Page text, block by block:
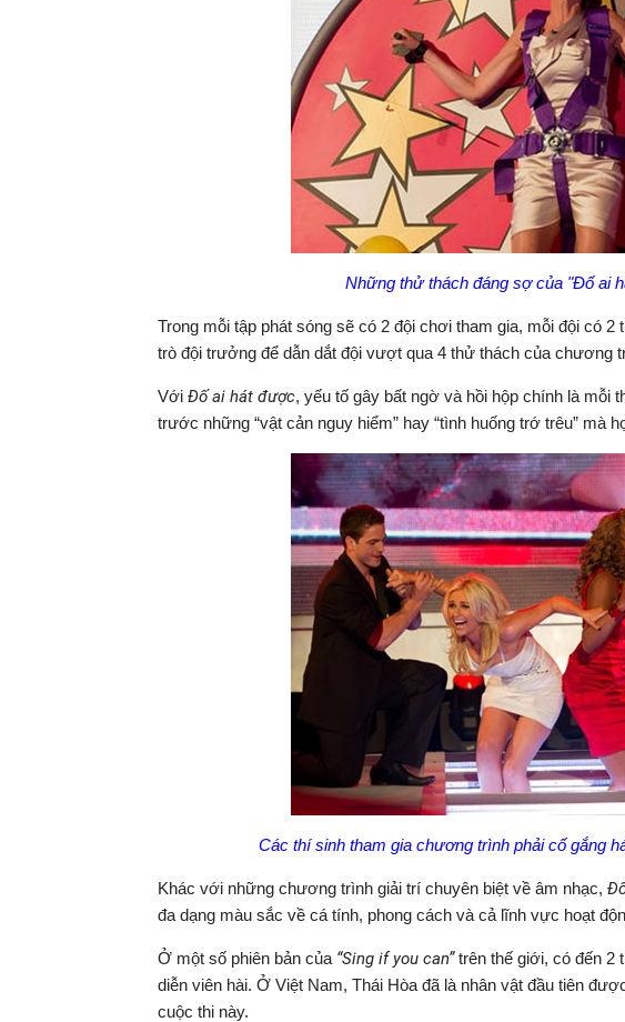
Những thử thách đáng sợ của "Đố ai
Trong mỗi tập phát sóng sẽ có 2 đội chơi tham gia, mỗi đội có
trò đội trưởng để dẫn dắt đội vượt qua 4 thử thách của chương
Với Đố ai hát được, yếu tố gây bất ngờ và hồi hộp chính là mỗi
trước những “vật cản nguy hiểm” hay “tình huống trớ trêu” mà
Các thí sinh tham gia chương trình phải cố gắng
Khác với những chương trình giải trí chuyên biệt về âm nhạc,
đa dạng màu sắc về cá tính, phong cách và cả lĩnh vực hoạt
Ở một số phiên bản của “Sing if you can”trên thế giới, có đến 2
diễn viên hài. Ở Việt Nam, Thái Hòa đã là nhân vật đầu tiên
cuộc thi này.